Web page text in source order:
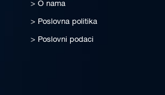
O nama
Poslovna politika
Poslovni podaci